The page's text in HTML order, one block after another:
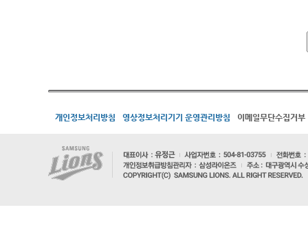
개인정보처리방침 영상정보처리기기 운영관리방침 이메일무단수집거부